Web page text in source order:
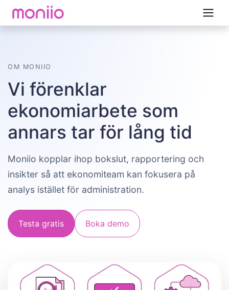
OM MONIIO
Vi förenklar
ekonomiarbete som
annars tar för lång tid
Moniio kopplar ihop bokslut, rapportering och
insikter så att ekonomiteam kan fokusera på
analys istället för administration.
Testa gratis Boka demo